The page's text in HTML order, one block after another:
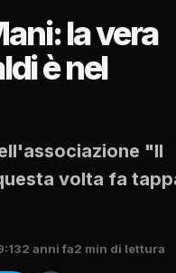
la vera
è nel
"Il
volta fa
2 anni fa2 min di lettura